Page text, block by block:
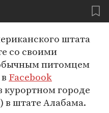
штата
со своими
питомцем
Facebook
курортном городе
в штате Алабама.